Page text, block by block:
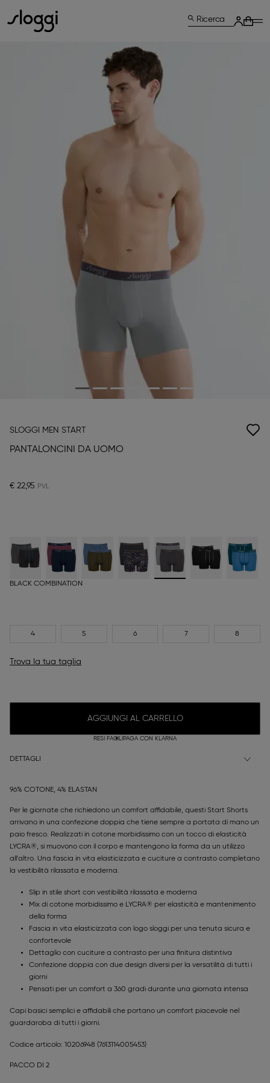
Ricerca
SLOGGI MEN START
PANTALONCINI DA UOMO
€ 22,95
BLACK COMBINATION
4 5 6 7 8
Trova la tua taglia
AGGIUNGI AL CARRELLO
RESI FACILI PAGA CON KLARNA
DETTAGLI
96% COTONE, 4% ELASTAN
Per le giornate che richiedono un comfort affidabile, questi Start Shorts
arrivano in una confezione doppia che tiene sempre a portata di mano un
paio fresco. Realizzati in cotone morbidissimo con un tocco di elasticità
LYCRA®, si muovono con il corpo e mantengono la forma da un utilizzo
all'altro. Una fascia in vita elasticizzata e cuciture a contrasto completano
la vestibilità rilassata e moderna.
Slip in stile short con vestibilità rilassata e moderna
Mix di cotone morbidissimo e LYCRA® per elasticità e mantenimento
della forma
Fascia in vita elasticizzata con logo sloggi per una tenuta sicura e
confortevole
Dettaglio con cuciture a contrasto per una finitura distintiva
Confezione doppia con due design diversi per la versatilità di tutti i
giorni
Pensati per un comfort a 360 gradi durante una giornata intensa
Capi basici semplici e affidabili che portano un comfort piacevole nel
guardaroba di tutti i giorni.
Codice articolo: 10206948 (7613114005453)
PACCO DI 2